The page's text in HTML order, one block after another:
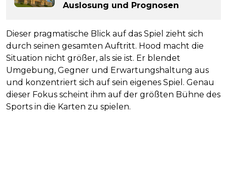
Auslosung und Prognosen
Dieser pragmatische Blick auf das Spiel zieht sich
durch seinen gesamten Auftritt. Hood macht die
Situation nicht größer, als sie ist. Er blendet
Umgebung, Gegner und Erwartungshaltung aus
und konzentriert sich auf sein eigenes Spiel. Genau
dieser Fokus scheint ihm auf der größten Bühne des
Sports in die Karten zu spielen.